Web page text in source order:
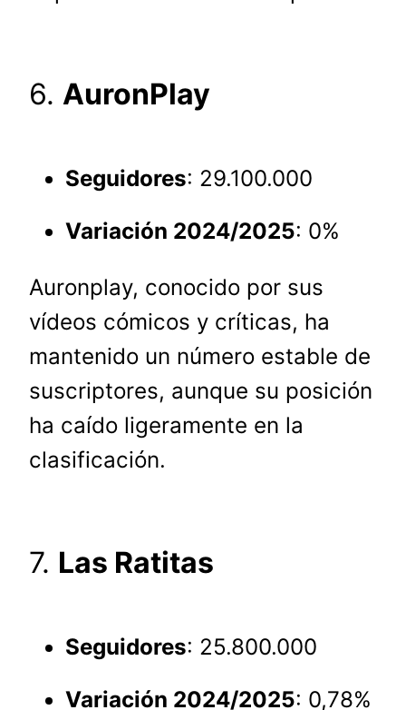
6. AuronPlay
Seguidores: 29.100.000
Variación 2024/2025: 0%
Auronplay, conocido por sus
vídeos cómicos y críticas, ha
mantenido un número estable de
suscriptores, aunque su posición
ha caído ligeramente en la
clasificación.
7. Las Ratitas
Seguidores: 25.800.000
Variación 2024/2025: 0,78%